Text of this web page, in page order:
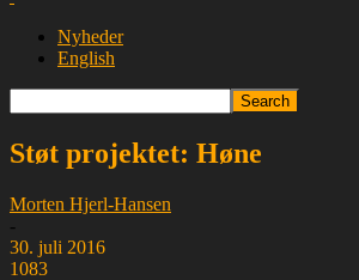
Nyheder
English
Støt projektet: Høne
Morten Hjerl-Hansen
-
30. juli 2016
1083